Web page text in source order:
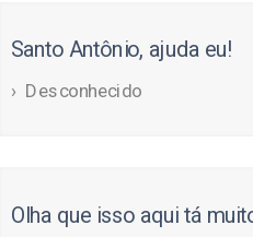
Santo Antônio, ajuda eu!
Desconhecido
Olha que isso aqui tá